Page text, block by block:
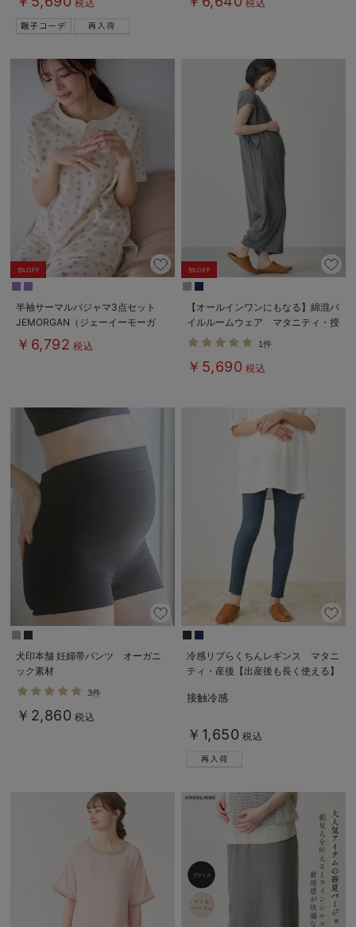
税込 税込
5%OFF
半袖サーマルパジャマ3点セット
JEMORGAN（ジェーイーモーガ
ン） ギフト マタニティ・産後
【出産後も長く使える】
￥6,792 税込
5%OFF
【オールインワンにもなる】綿混パ
イルルームウェア マタニティ・授
乳パジャマ【産後も長く着られる】
1件
￥5,690 税込
犬印本舗 妊婦帯パンツ オーガニ
ック素材
3件
￥2,860 税込
冷感リブらくちんレギンス マタニ
ティ・産後【出産後も長く使える】
接触冷感
￥1,650 税込